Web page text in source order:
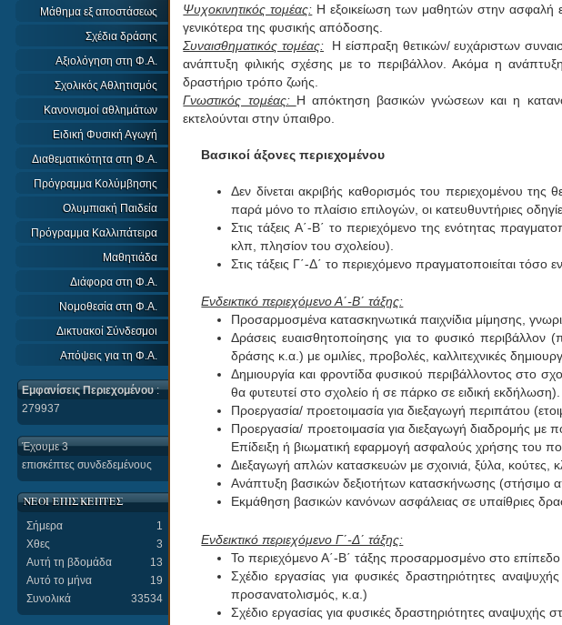
Ψυχοκινητικός τομέας: Η εξοικείωση των μαθητών στην ασφαλή
γενικότερα της φυσικής απόδοσης.
Συναισθηματικός τομέας: Η είσπραξη θετικών/ ευχάριστων
ανάπτυξη φιλικής σχέσης με το περιβάλλον. Ακόμα η
δραστήριο τρόπο ζωής.
Γνωστικός τομέας: Η απόκτηση βασικών γνώσεων και η
εκτελούνται στην ύπαιθρο.
Βασικοί άξονες περιεχομένου
Δεν δίνεται ακριβής καθορισμός του περιεχομένου
παρά μόνο το πλαίσιο επιλογών, οι κατευθυντήριες
Στις τάξεις Α΄-Β΄ το περιεχόμενο της ενότητας
κλπ, πλησίον του σχολείου).
Στις τάξεις Γ΄-Δ΄ το περιεχόμενο πραγματοποιείται
Ενδεικτικό περιεχόμενο Α΄-Β΄ τάξης:
Προσαρμοσμένα κατασκηνωτικά παιχνίδια μίμησης,
Δράσεις ευαισθητοποίησης για το φυσικό
δράσης κ.α.) με ομιλίες, προβολές, καλλιτεχνικές
Δημιουργία και φροντίδα φυσικού περιβάλλοντος στο
θα φυτευτεί στο σχολείο ή σε πάρκο σε ειδική εκδήλωση).
Προεργασία/ προετοιμασία για διεξαγωγή περιπάτου
Προεργασία/ προετοιμασία για διεξαγωγή διαδρομής με
Επίδειξη ή βιωματική εφαρμογή ασφαλούς χρήσης του
Διεξαγωγή απλών κατασκευών με σχοινιά, ξύλα, κούτες,
Ανάπτυξη βασικών δεξιοτήτων κατασκήνωσης (στήσιμο
Εκμάθηση βασικών κανόνων ασφάλειας σε υπαίθριες
Ενδεικτικό περιεχόμενο Γ΄-Δ΄ τάξης:
Το περιεχόμενο Α΄-Β΄ τάξης προσαρμοσμένο στο επίπεδο
Σχέδιο εργασίας για φυσικές δραστηριότητες
προσανατολισμός, κ.α.)
Σχέδιο εργασίας για φυσικές δραστηριότητες αναψυχής
Μάθημα εξ αποστάσεως
Σχέδια δράσης
Αξιολόγηση στη Φ.Α.
Σχολικός Αθλητισμός
Κανονισμοί αθλημάτων
Ειδική Φυσική Αγωγή
Διαθεματικότητα στη Φ.Α.
Πρόγραμμα Κολύμβησης
Ολυμπιακή Παιδεία
Πρόγραμμα Καλλιπάτειρα
Μαθητιάδα
Διάφορα στη Φ.Α.
Νομοθεσία στη Φ.Α.
Δικτυακοί Σύνδεσμοι
Απόψεις για τη Φ.Α.
Εμφανίσεις Περιεχομένου:
279937
Έχουμε 3
επισκέπτες συνδεδεμένους
ΝΕΟΙ ΕΠΙΣΚΕΠΤΕΣ
Σήμερα
1
Χθες
3
Αυτή τη βδομάδα
13
Αυτό το μήνα
19
Συνολικά
33534